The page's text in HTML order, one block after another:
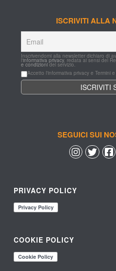
ISCRIVITI ALLA
Inscrivendomi alla newsletter dichiaro di
l'informativa privacy, redata ai sensi del
e condizioni del servizio.
Accetto l'informativa privacy e Termini
SEGUICI SUI
PRIVACY POLICY
COOKIE POLICY